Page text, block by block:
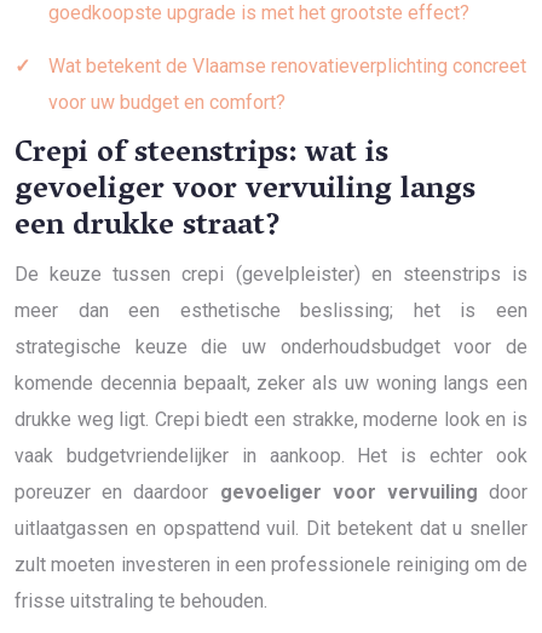
goedkoopste upgrade is met het grootste effect?
Wat betekent de Vlaamse renovatieverplichting concreet
voor uw budget en comfort?
Crepi of steenstrips: wat is
gevoeliger voor vervuiling langs
een drukke straat?
De keuze tussen crepi (gevelpleister) en steenstrips is
meer dan een esthetische beslissing; het is een
strategische keuze die uw onderhoudsbudget voor de
komende decennia bepaalt, zeker als uw woning langs een
drukke weg ligt. Crepi biedt een strakke, moderne look en is
vaak budgetvriendelijker in aankoop. Het is echter ook
poreuzer en daardoor gevoeliger voor vervuiling door
uitlaatgassen en opspattend vuil. Dit betekent dat u sneller
zult moeten investeren in een professionele reiniging om de
frisse uitstraling te behouden.